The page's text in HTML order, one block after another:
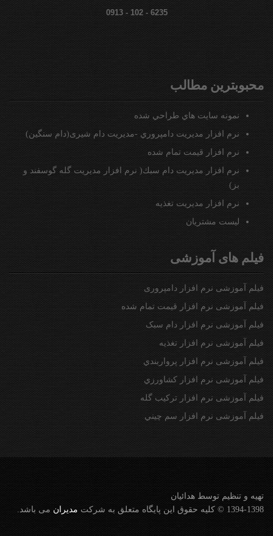
0913 - 102 - 6235
محبوبترين مطالب
نمونه سايت هاي طراحي شده
نرم افزار مديريت دامپروري -مدیریت دام شیری(دام سنگین)
نرم افزار قيمت تمام شده
نرم افزار مدیریت دام سبك( نرم افزار مدیریت گله گوسفند و
بز)
نرم افزار مديريت تغذيه
ليست مشتريان
فیلم های آموزشی
فیلم آموزشی نرم افزار دامپروری
فیلم آموزشی نرم افزار قیمت تمام شده
فیلم آموزشی نرم افزار دام سبک
فیلم آموزشی نرم افزار تغذیه
فیلم آموزشی نرم افزار پرواربندي
فیلم آموزشی نرم افزار كشاورزي
فیلم آموزشی نرم افزار تركيب گله
فیلم آموزشی نرم افزار سم چيني
تهيه و تنظيم توسط هدائيان
1394-1398 © کلیه حقوق این پایگاه متعلق به شرکت
مديران می باشد.